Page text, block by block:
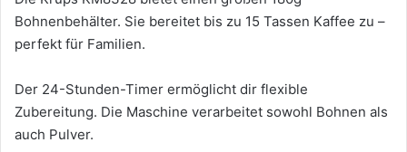
Bohnenbehälter. Sie bereitet bis zu 15 Tassen Kaffee zu –
perfekt für Familien.
Der 24-Stunden-Timer ermöglicht dir flexible
Zubereitung. Die Maschine verarbeitet sowohl Bohnen als
auch Pulver.